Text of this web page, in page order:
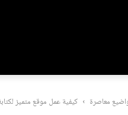
معاصرة › كيفية عمل موقع متميز